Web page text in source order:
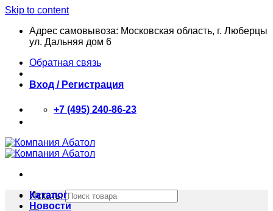
Skip to content
Адрес самовывоза: Московская область, г. Люберцы
ул. Дальняя дом 6
Обратная связь
Вход / Регистрация
+7 (495) 240-86-23
Искать:
Каталог
Новости